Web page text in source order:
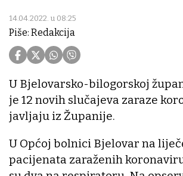
14.04.2022. u 08:25
Piše: Redakcija
U Bjelovarsko-bilogorskoj
je 12 novih slučajeva zaraze
javljaju iz Županije.
U Općoj bolnici Bjelovar na
pacijenata zaraženih